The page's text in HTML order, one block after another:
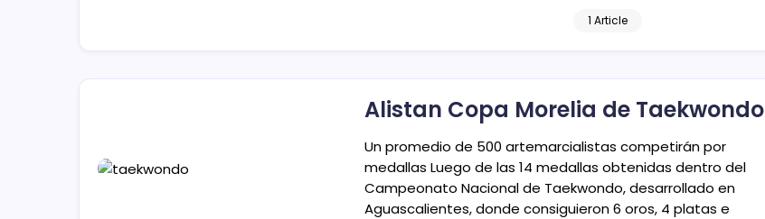
1 Article
Alistan Copa Morelia de Taekwondo
Un promedio de 500 artemarcialistas competirán por
medallas Luego de las 14 medallas obtenidas dentro del
Campeonato Nacional de Taekwondo, desarrollado en
Aguascalientes, donde consiguieron 6 oros, 4 platas e